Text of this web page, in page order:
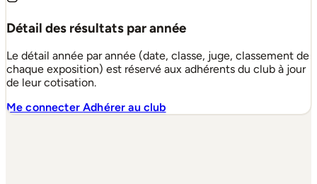
Détail des résultats par année
Le détail année par année (date, classe, juge, classement de
chaque exposition) est réservé aux adhérents du club à jour
de leur cotisation.
Me connecterAdhérer au club